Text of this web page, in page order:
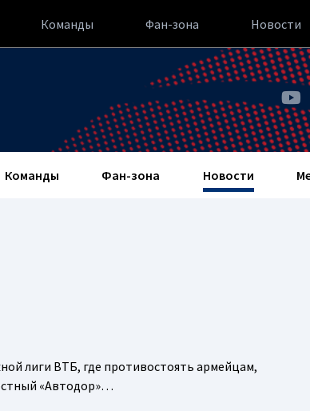
Команды Фан-зона Новости
Команды Фан-зона Новости
лиги ВТБ, где противостоять армейцам,
«Автодор»…